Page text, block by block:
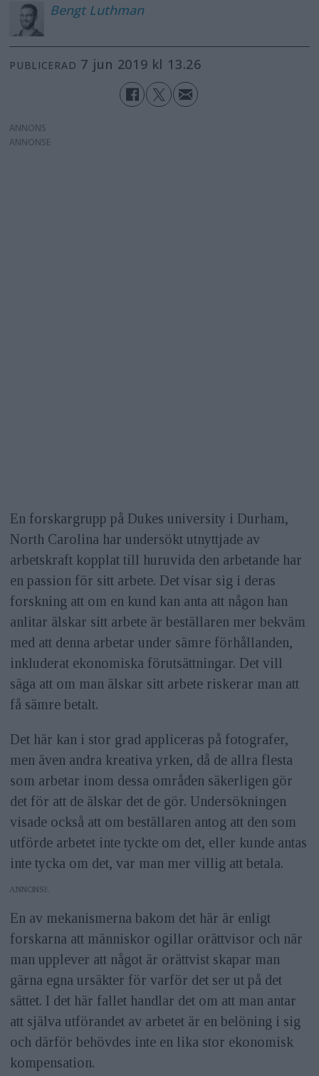
Bengt Luthman
PUBLICERAD 7 jun 2019 kl 13.26
ANNONS
En forskargrupp på Dukes university i Durham,
North Carolina har undersökt utnyttjade av
arbetskraft kopplat till huruvida den arbetande har
en passion för sitt arbete. Det visar sig i deras
forskning att om en kund kan anta att någon han
anlitar älskar sitt arbete är beställaren mer bekväm
med att denna arbetar under sämre förhållanden,
inkluderat ekonomiska förutsättningar. Det vill
säga att om man älskar sitt arbete riskerar man att
få sämre betalt.
Det här kan i stor grad appliceras på fotografer,
men även andra kreativa yrken, då de allra flesta
som arbetar inom dessa områden säkerligen gör
det för att de älskar det de gör. Undersökningen
visade också att om beställaren antog att den som
utförde arbetet inte tyckte om det, eller kunde antas
inte tycka om det, var man mer villig att betala.
ANNONS
En av mekanismerna bakom det här är enligt
forskarna att människor ogillar orättvisor och när
man upplever att något är orättvist skapar man
gärna egna ursäkter för varför det ser ut på det
sättet. I det här fallet handlar det om att man antar
att själva utförandet av arbetet är en belöning i sig
och därför behövdes inte en lika stor ekonomisk
kompensation.